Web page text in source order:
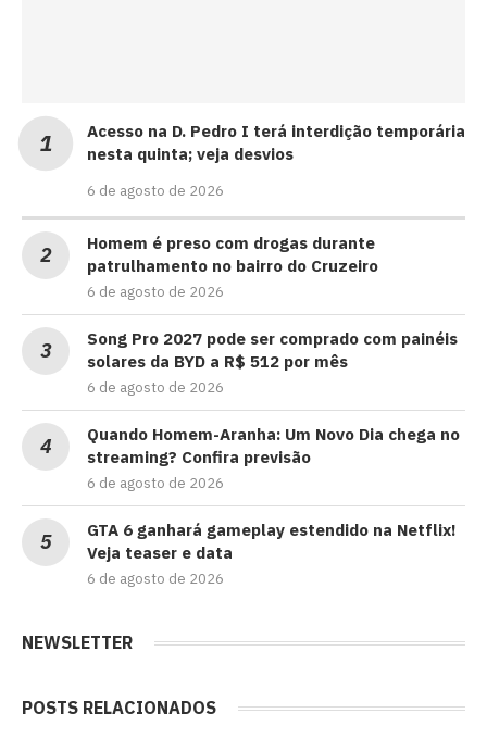
Acesso na D. Pedro I terá interdição temporária
nesta quinta; veja desvios
6 de agosto de 2026
Homem é preso com drogas durante
patrulhamento no bairro do Cruzeiro
6 de agosto de 2026
Song Pro 2027 pode ser comprado com painéis
solares da BYD a R$ 512 por mês
6 de agosto de 2026
Quando Homem-Aranha: Um Novo Dia chega no
streaming? Confira previsão
6 de agosto de 2026
GTA 6 ganhará gameplay estendido na Netflix!
Veja teaser e data
6 de agosto de 2026
NEWSLETTER
POSTS RELACIONADOS